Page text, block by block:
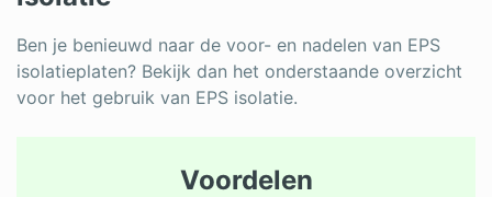
Ben je benieuwd naar de voor- en nadelen van EPS
isolatieplaten? Bekijk dan het onderstaande overzicht
voor het gebruik van EPS isolatie.
Voordelen